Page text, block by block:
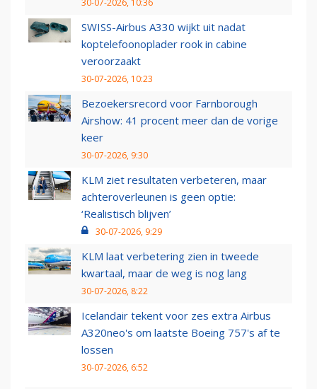
30-07-2026, 10:36
SWISS-Airbus A330 wijkt uit nadat
koptelefoonoplader rook in cabine
veroorzaakt
30-07-2026, 10:23
Bezoekersrecord voor Farnborough
Airshow: 41 procent meer dan de vorige
keer
30-07-2026, 9:30
KLM ziet resultaten verbeteren, maar
achteroverleunen is geen optie:
‘Realistisch blijven’
30-07-2026, 9:29
KLM laat verbetering zien in tweede
kwartaal, maar de weg is nog lang
30-07-2026, 8:22
Icelandair tekent voor zes extra Airbus
A320neo's om laatste Boeing 757's af te
lossen
30-07-2026, 6:52